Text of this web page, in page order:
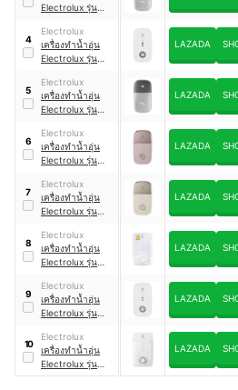
Electrolux รุ่น
4
Electrolux
เครื่องทำน้ำอุ่น
Electrolux รุ่น
DWG6
LAZADA
5
Electrolux
เครื่องทำน้ำอุ่น
Electrolux รุ่น
LAZADA
6
Electrolux
เครื่องทำน้ำอุ่น
Electrolux รุ่น
LAZADA
7
Electrolux
เครื่องทำน้ำอุ่น
Electrolux รุ่น
LAZADA
8
Electrolux
เครื่องทำน้ำอุ่น
Electrolux รุ่น
LAZADA
9
Electrolux
เครื่องทำน้ำอุ่น
Electrolux รุ่น
DWB6
LAZADA
10
Electrolux
เครื่องทำน้ำอุ่น
Electrolux รุ่น
EWE351GX-DWX
LAZADA